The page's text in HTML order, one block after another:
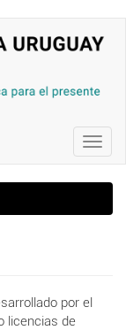
por el
licencias de